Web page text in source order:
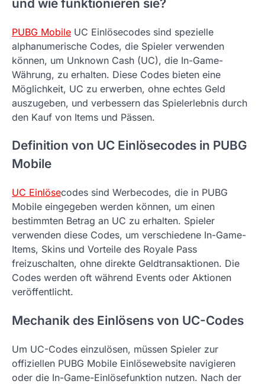
und wie funktionieren sie?
PUBG Mobile UC Einlösecodes sind spezielle
alphanumerische Codes, die Spieler verwenden
können, um Unknown Cash (UC), die In-Game-
Währung, zu erhalten. Diese Codes bieten eine
Möglichkeit, UC zu erwerben, ohne echtes Geld
auszugeben, und verbessern das Spielerlebnis durch
den Kauf von Items und Pässen.
Definition von UC Einlösecodes in PUBG
Mobile
UC Einlösecodes sind Werbecodes, die in PUBG
Mobile eingegeben werden können, um einen
bestimmten Betrag an UC zu erhalten. Spieler
verwenden diese Codes, um verschiedene In-Game-
Items, Skins und Vorteile des Royale Pass
freizuschalten, ohne direkte Geldtransaktionen. Die
Codes werden oft während Events oder Aktionen
veröffentlicht.
Mechanik des Einlösens von UC-Codes
Um UC-Codes einzulösen, müssen Spieler zur
offiziellen PUBG Mobile Einlösewebsite navigieren
oder die In-Game-Einlösefunktion nutzen. Nach der